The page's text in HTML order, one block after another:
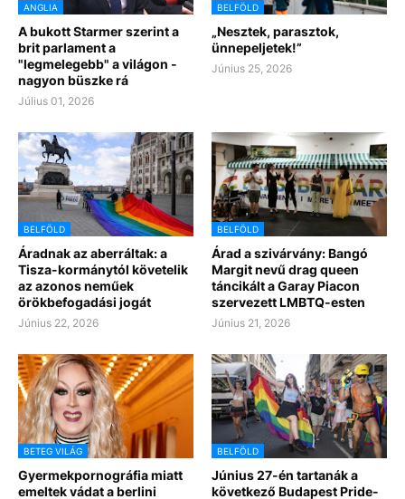
ANGLIA
A bukott Starmer szerint a
brit parlament a
"legmelegebb" a világon -
nagyon büszke rá
Július 01, 2026
BELFÖLD
„Nesztek, parasztok,
ünnepeljetek!”
Június 25, 2026
BELFÖLD
Áradnak az aberráltak: a
Tisza-kormánytól követelik
az azonos neműek
örökbefogadási jogát
Június 22, 2026
BELFÖLD
Árad a szivárvány: Bangó
Margit nevű drag queen
táncikált a Garay Piacon
szervezett LMBTQ-esten
Június 21, 2026
BETEG VILÁG
Gyermekpornográfia miatt
emeltek vádat a berlini
BELFÖLD
Június 27-én tartanák a
következő Budapest Pride-